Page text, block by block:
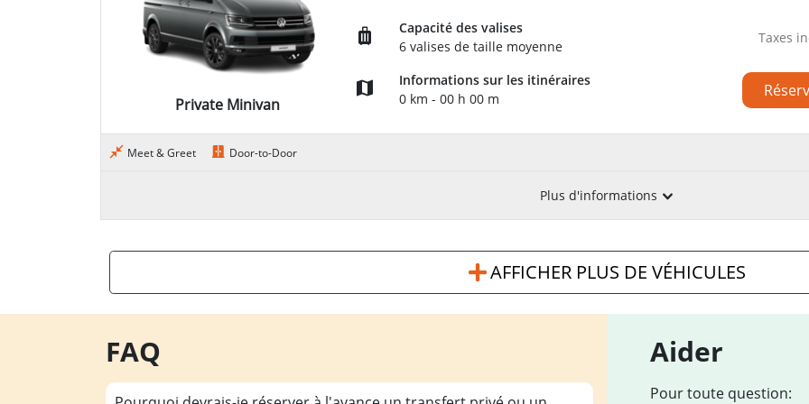
Private Minivan
Capacité des valises
6 valises de taille moyenne
Informations sur les itinéraires
0 km - 00 h 00 m
Taxes
Meet & Greet Door-to-Door
Plus d'informations
AFFICHER PLUS DE VÉHICULES
FAQ Aider
Pour toute question: